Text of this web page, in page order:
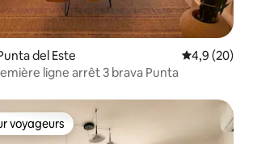
del Este Évaluation
4,9 (20)
ligne arrêt 3 brava Punta
les plus appréciés
voyageurs